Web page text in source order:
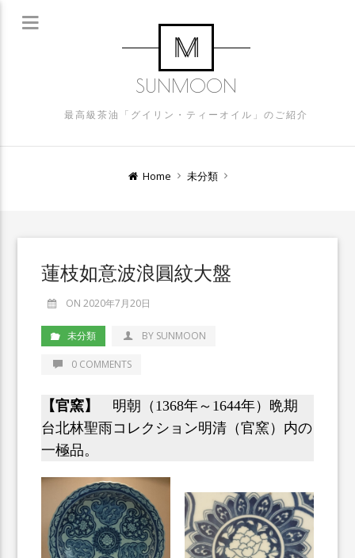
SUNMOON
最高級茶油「グイリン・ティーオイル」のご紹介
Home 未分類
蓮枝如意波浪圓紋大盤
ON 2020年7月20日
未分類 BY SUNMOON
0 COMMENTS
【官窯】
明朝（1368年～1644年）晩期
台北林聖雨コレクション明清（官窯）内の
一極品。